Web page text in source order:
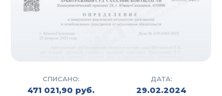
СПИСАНО:
471 021,90 руб.
ДАТА:
29.02.2024